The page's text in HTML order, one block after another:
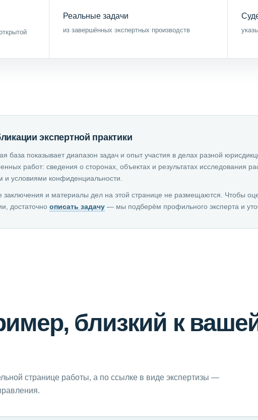
Реальные задачи
из завершённых экспертных производств
экспертной практики
база показывает диапазон задач и опыт участия в делах разной
работ: сведения о сторонах, объектах и результатах исследования
и условиями конфиденциальности.
заключения и материалы дел на этой странице не размещаются. Чтобы
достаточно описать задачу — мы подберём профильного эксперта и
близкий к
странице работы, а по ссылке в виде экспертизы —